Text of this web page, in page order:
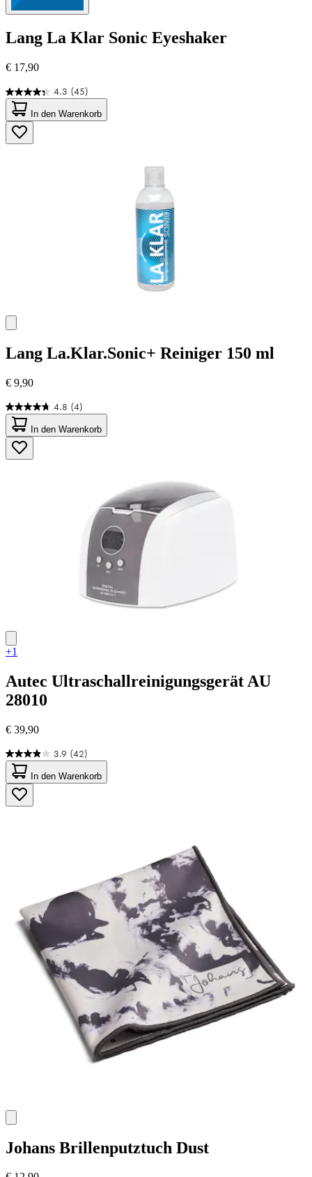
Lang La Klar Sonic Eyeshaker
€ 17,90
4.3 (45)
4.3
von
5
Sternen.
45
In den Warenkorb
Lang La.Klar.Sonic+ Reiniger 150 ml
€ 9,90
4.8 (4)
4.8
von
5
Sternen.
4
In den Warenkorb
+1
Autec Ultraschallreinigungsgerät AU
28010
€ 39,90
3.9 (42)
3.9
von
5
Sternen.
42
In den Warenkorb
Johans Brillenputztuch Dust